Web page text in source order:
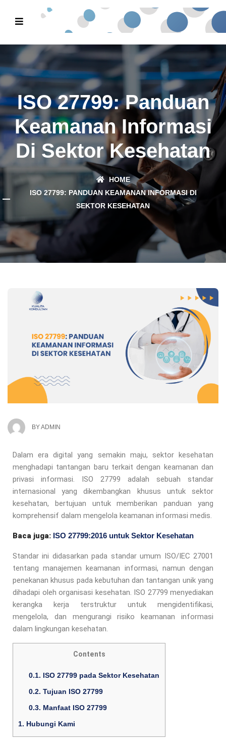
ISO 27799: Panduan
Keamanan Informasi
Di Sektor Kesehatan
HOME
ISO 27799: PANDUAN KEAMANAN INFORMASI DI
SEKTOR KESEHATAN
BYADMIN
Dalam era digital yang semakin maju, sektor kesehatan
menghadapi tantangan baru terkait dengan keamanan dan
privasi informasi. ISO 27799 adalah sebuah standar
internasional yang dikembangkan khusus untuk sektor
kesehatan, bertujuan untuk memberikan panduan yang
komprehensif dalam mengelola keamanan informasi medis.
Baca juga: ISO 27799:2016 untuk Sektor Kesehatan
Standar ini didasarkan pada standar umum ISO/IEC 27001
tentang manajemen keamanan informasi, namun dengan
penekanan khusus pada kebutuhan dan tantangan unik yang
dihadapi oleh organisasi kesehatan. ISO 27799 menyediakan
kerangka kerja terstruktur untuk mengidentifikasi,
mengelola, dan mengurangi risiko keamanan informasi
dalam lingkungan kesehatan.
Contents
0.1. ISO 27799 pada Sektor Kesehatan
0.2. Tujuan ISO 27799
0.3. Manfaat ISO 27799
1. Hubungi Kami